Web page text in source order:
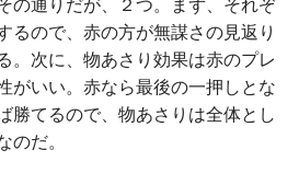
るので、赤の方が無謀さの見返り
。次に、物あさり効果は赤のプレ
がいい。赤なら最後の一押しとな
勝てるので、物あさりは全体とし
だ。